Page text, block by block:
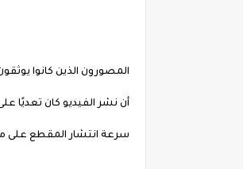
المصورون الذين كانوا
أن نشر الفيديو كان تعديًا
سرعة انتشار المقطع على